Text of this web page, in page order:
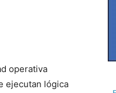
operativa
ejecutan lógica